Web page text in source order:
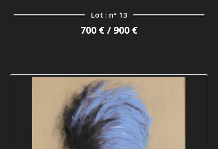
Lot : n° 13
700 € / 900 €